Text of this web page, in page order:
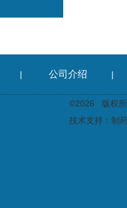
| 公司介绍 |
©2026 版权所
技术支持： 制